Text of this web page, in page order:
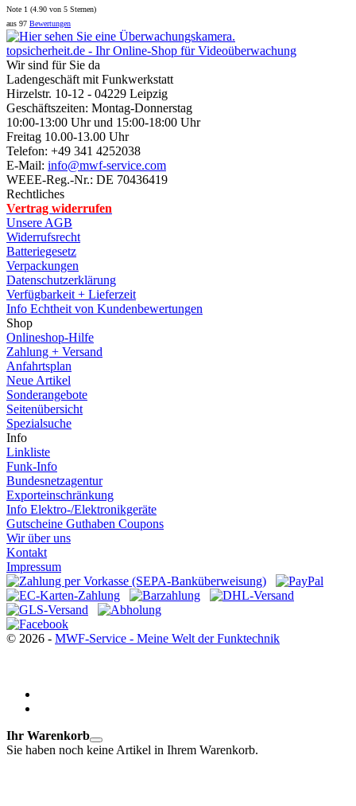
Note 1 (4.90 von 5 Sternen)
aus 97 Bewertungen
topsicherheit.de - Ihr Online-Shop für Videoüberwachung
Wir sind für Sie da
Ladengeschäft mit Funkwerkstatt
Hirzelstr. 10-12 - 04229 Leipzig
Geschäftszeiten: Montag-Donnerstag
10:00-13:00 Uhr und 15:00-18:00 Uhr
Freitag 10.00-13.00 Uhr
Telefon: +49 341 4252038
E-Mail: info@mwf-service.com
WEEE-Reg.-Nr.: DE 70436419
Rechtliches
Vertrag widerrufen
Unsere AGB
Widerrufsrecht
Batteriegesetz
Verpackungen
Datenschutzerklärung
Verfügbarkeit + Lieferzeit
Info Echtheit von Kundenbewertungen
Shop
Onlineshop-Hilfe
Zahlung + Versand
Anfahrtsplan
Neue Artikel
Sonderangebote
Seitenübersicht
Spezialsuche
Info
Linkliste
Funk-Info
Bundesnetzagentur
Exporteinschränkung
Info Elektro-/Elektronikgeräte
Gutscheine Guthaben Coupons
Wir über uns
Kontakt
Impressum
© 2026 - MWF-Service - Meine Welt der Funktechnik
Ihr Warenkorb
Sie haben noch keine Artikel in Ihrem Warenkorb.